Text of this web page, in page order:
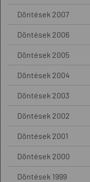
Döntések 2007
Döntések 2006
Döntések 2005
Döntések 2004
Döntések 2003
Döntések 2002
Döntések 2001
Döntések 2000
Döntések 1999